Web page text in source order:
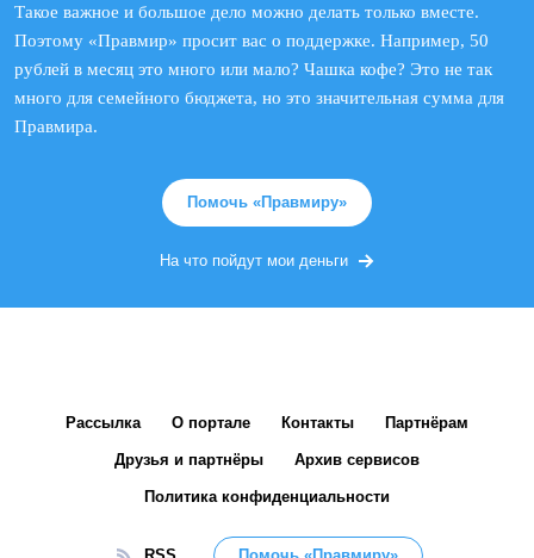
Такое важное и большое дело можно делать только вместе.
Поэтому «Правмир» просит вас о поддержке. Например, 50
рублей в месяц это много или мало? Чашка кофе? Это не так
много для семейного бюджета, но это значительная сумма для
Правмира.
Помочь «Правмиру»
На что пойдут мои деньги
Рассылка О портале Контакты Партнёрам
Друзья и партнёры Архив сервисов
Политика конфиденциальности